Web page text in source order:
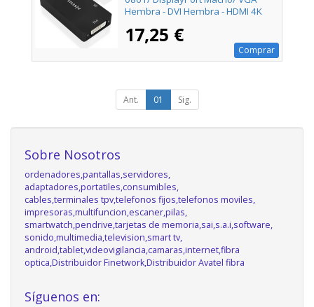
Hembra - DVI Hembra - HDMI 4K
17,25 €
Comprar
Ant. 01 Sig.
Sobre Nosotros
ordenadores,pantallas,servidores,
adaptadores,portatiles,consumibles,
cables,terminales tpv,telefonos fijos,telefonos moviles,
impresoras,multifuncion,escaner,pilas,
smartwatch,pendrive,tarjetas de memoria,sai,s.a.i,software,
sonido,multimedia,television,smart tv,
android,tablet,videovigilancia,camaras,internet,fibra
optica,Distribuidor Finetwork,Distribuidor Avatel fibra
Síguenos en: